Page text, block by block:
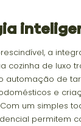
a
cozinha de luxo
automação de
e
um simples
permitem